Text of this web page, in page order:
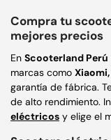
Compra tu
mejores precios
En Scooterland Perú
marcas como Xiaomi,
garantía de fábrica.
de alto rendimiento.
eléctricos y elige el